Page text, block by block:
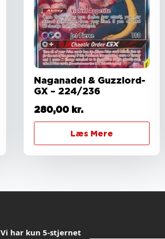
Naganadel & Guzzlord-
GX – 224/236
280,00 kr.
Læs Mere
Vi har kun 5-stjernet